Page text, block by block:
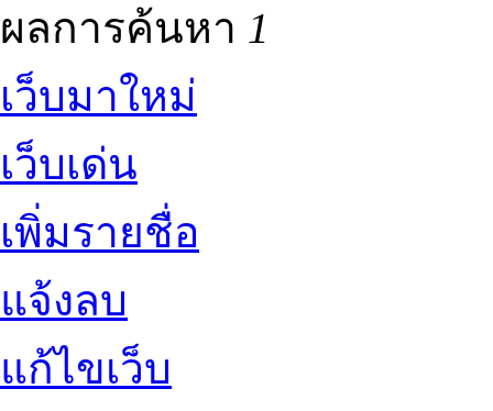
ผลการค้นหา 1
เว็บมาใหม่
เว็บเด่น
เพิ่มรายชื่อ
แจ้งลบ
แก้ไขเว็บ